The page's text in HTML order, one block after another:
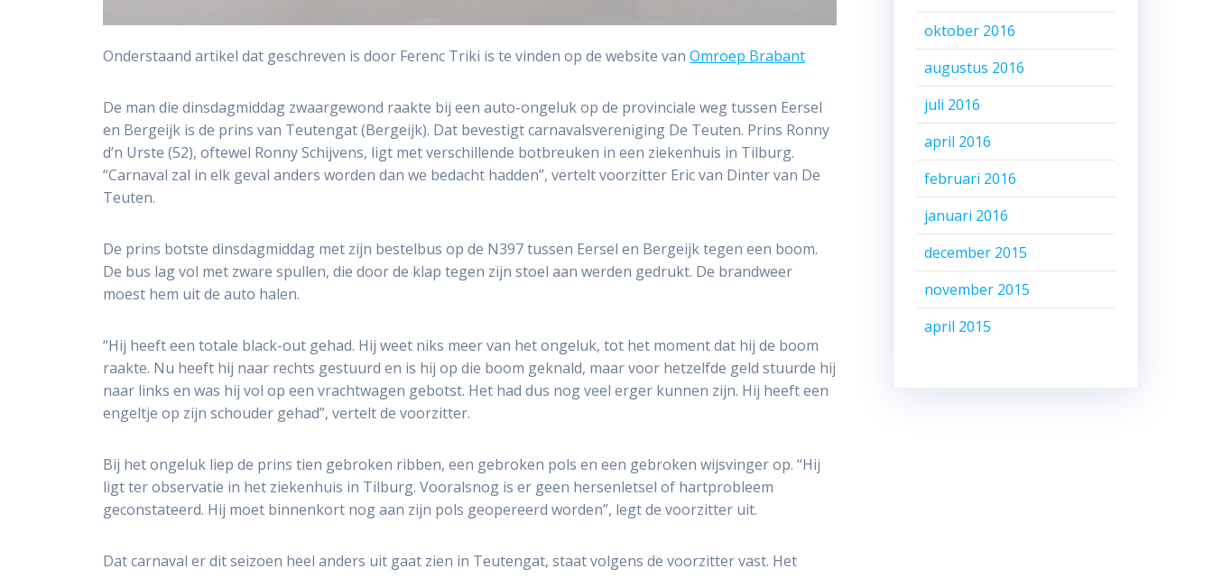
Onderstaand artikel dat geschreven is door Ferenc Triki is te vinden op de website vanOmroep Brabant
De man die dinsdagmiddag zwaargewond raakte bij een auto-ongeluk op de provinciale weg tussen Eersel
en Bergeijk is de prins van Teutengat (Bergeijk). Dat bevestigt carnavalsvereniging De Teuten. Prins Ronny
d’n Urste (52), oftewel Ronny Schijvens, ligt met verschillende botbreuken in een ziekenhuis in Tilburg.
“Carnaval zal in elk geval anders worden dan we bedacht hadden”, vertelt voorzitter Eric van Dinter van De
Teuten.
De prins botste dinsdagmiddag met zijn bestelbus op de N397 tussen Eersel en Bergeijk tegen een boom.
De bus lag vol met zware spullen, die door de klap tegen zijn stoel aan werden gedrukt. De brandweer
moest hem uit de auto halen.
“Hij heeft een totale black-out gehad. Hij weet niks meer van het ongeluk, tot het moment dat hij de boom
raakte. Nu heeft hij naar rechts gestuurd en is hij op die boom geknald, maar voor hetzelfde geld stuurde hij
naar links en was hij vol op een vrachtwagen gebotst. Het had dus nog veel erger kunnen zijn. Hij heeft een
engeltje op zijn schouder gehad”, vertelt de voorzitter.
Bij het ongeluk liep de prins tien gebroken ribben, een gebroken pols en een gebroken wijsvinger op. “Hij
ligt ter observatie in het ziekenhuis in Tilburg. Vooralsnog is er geen hersenletsel of hartprobleem
geconstateerd. Hij moet binnenkort nog aan zijn pols geopereerd worden”, legt de voorzitter uit.
Dat carnaval er dit seizoen heel anders uit gaat zien in Teutengat, staat volgens de voorzitter vast. Het
oktober 2016
augustus 2016
juli 2016
april 2016
februari 2016
januari 2016
december 2015
november 2015
april 2015